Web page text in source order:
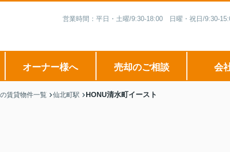
営業時間：平日・土曜/9:30-18:00 日曜・祝日/9:30-
オーナー様へ 売却のご相談 会
賃貸物件一覧 仙北町駅 HONU清水町イースト